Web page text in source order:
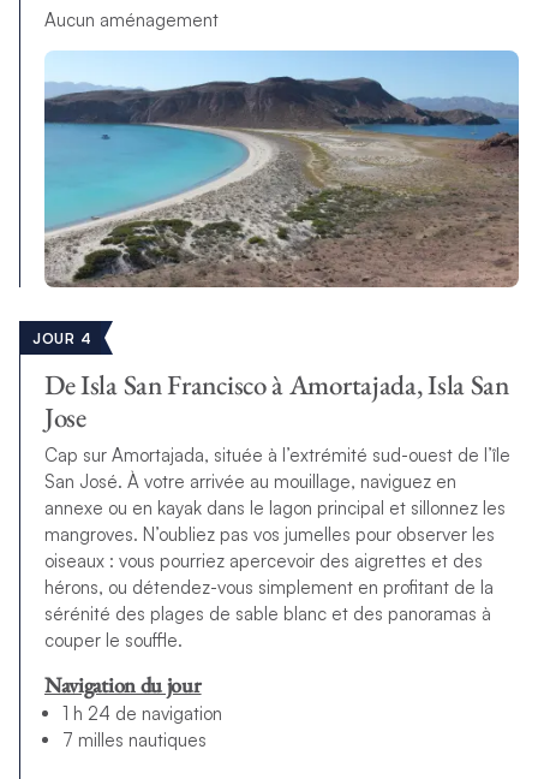
Aucun aménagement
JOUR 4
De Isla San Francisco à Amortajada, Isla San
Jose
Cap sur Amortajada, située à l’extrémité sud-ouest de l’île
San José. À votre arrivée au mouillage, naviguez en
annexe ou en kayak dans le lagon principal et sillonnez les
mangroves. N’oubliez pas vos jumelles pour observer les
oiseaux : vous pourriez apercevoir des aigrettes et des
hérons, ou détendez-vous simplement en profitant de la
sérénité des plages de sable blanc et des panoramas à
couper le souffle.
Navigation du jour
1 h 24 de navigation
7 milles nautiques